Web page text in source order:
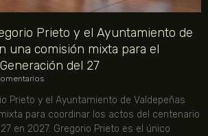
Prieto y el Ayuntamiento de
una comisión mixta para el
del 27
Prieto y el Ayuntamiento de Valdepeñas
para coordinar los actos del centenario
en 2027. Gregorio Prieto es el único